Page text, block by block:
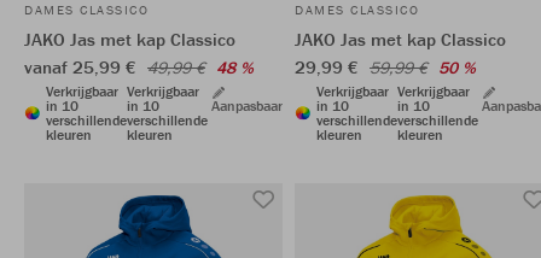
DAMES CLASSICO
JAKO Jas met kap Classico
vanaf 25,99 € 49,99 € 48 %
Verkrijgbaar
in 10
verschillende
kleuren
Verkrijgbaar
in 10
verschillende
kleuren
Aanpasbaar
DAMES CLASSICO
JAKO Jas met kap Classico
29,99 € 59,99 € 50 %
Verkrijgbaar
in 10
verschillende
kleuren
Verkrijgbaar
in 10
verschillende
kleuren